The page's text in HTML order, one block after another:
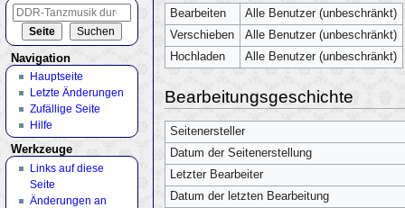
Bearbeiten
Alle Benutzer (unbeschränkt)
Verschieben
Alle Benutzer (unbeschränkt)
Hochladen
Alle Benutzer (unbeschränkt)
Bearbeitungsgeschichte
Seitenersteller
Datum der Seitenerstellung
Letzter Bearbeiter
Datum der letzten Bearbeitung
Navigation
Hauptseite
Letzte Änderungen
Zufällige Seite
Hilfe
Werkzeuge
Links auf diese
Seite
Änderungen an